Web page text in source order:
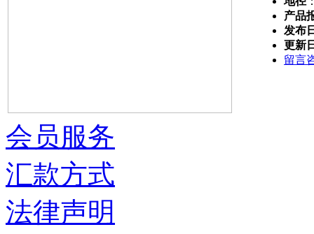
产品
发布
更新
留言
会员服务
汇款方式
法律声明